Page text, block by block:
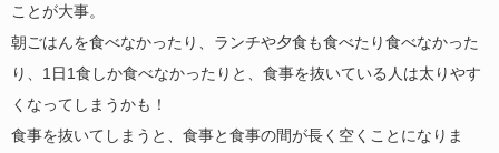
ことが大事。
朝ごはんを食べなかったり、ランチや夕食も食べたり食べなかった
り、1日1食しか食べなかったりと、食事を抜いている人は太りやす
くなってしまうかも！
食事を抜いてしまうと、食事と食事の間が長く空くことになりま